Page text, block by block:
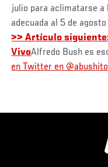
julio para aclimatarse a
adecuada al 5 de
>> Artículo
VivoAlfredo Bush es
en Twitter en @abushito